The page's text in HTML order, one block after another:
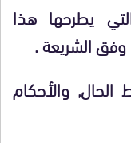
يطرحها هذا
وفق الشريعة .
والأحكام